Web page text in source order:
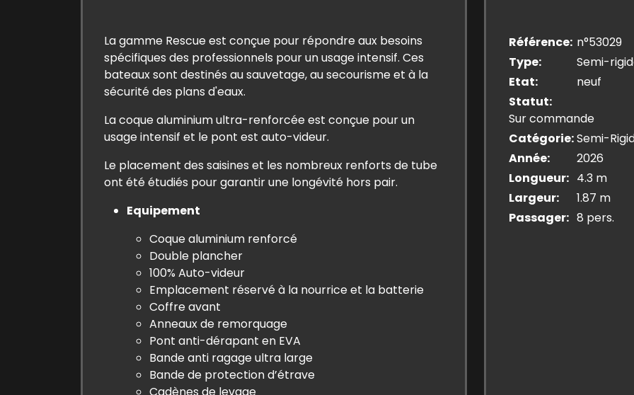
La gamme Rescue est conçue pour répondre aux besoins
spécifiques des professionnels pour un usage intensif. Ces
bateaux sont destinés au sauvetage, au secourisme et à la
sécurité des plans d'eaux.
La coque aluminium ultra-renforcée est conçue pour un
usage intensif et le pont est auto-videur.
Le placement des saisines et les nombreux renforts de tube
ont été étudiés pour garantir une longévité hors pair.
Equipement
Coque aluminium renforcé
Double plancher
100% Auto-videur
Emplacement réservé à la nourrice et la batterie
Coffre avant
Anneaux de remorquage
Pont anti-dérapant en EVA
Bande anti ragage ultra large
Bande de protection d’étrave
Référence n°53029
Type
Semi-
Etat
neuf
Statut
Sur commande
Catégorie Semi-
Année
2026
Longueur
4.3 m
Largeur
1.87 m
Passager
8 pers.